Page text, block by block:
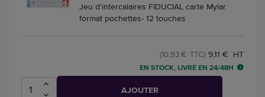
Jeu d'intercalaires FIDUCIAL carte Mylar
format pochettes- 12 touches
9,11 € HT
(10,93 € TTC)
EN STOCK, LIVRÉ EN 24/48H
AJOUTER